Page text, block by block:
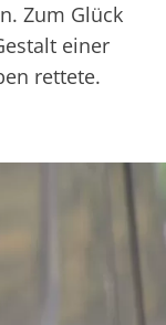
Zum Glück
einer
rettete.